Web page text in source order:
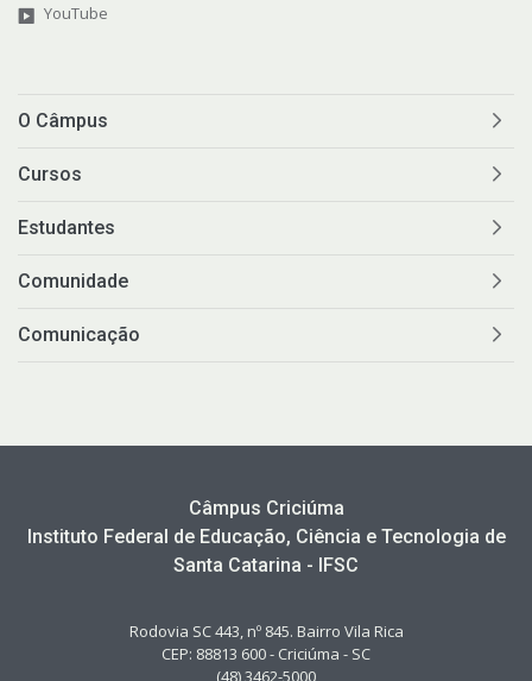
YouTube
O Câmpus
Cursos
Estudantes
Comunidade
Comunicação
Câmpus Criciúma
Instituto Federal de Educação, Ciência e Tecnologia de
Santa Catarina - IFSC
Rodovia SC 443, nº 845. Bairro Vila Rica
CEP: 88813 600 - Criciúma - SC
(48) 3462-5000